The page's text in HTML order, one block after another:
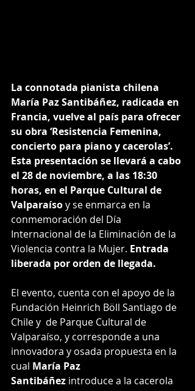
La connotada pianista chilena
María Paz Santibáñez, radicada en
Francia, vuelve al país para ofrecer
su obra ‘Resistencia Femenina,
concierto para piano y cacerolas’.
Esta presentación se llevará a cabo
el 28 de noviembre, a las 18:30
horas, en el Parque Cultural de
Valparaíso y se enmarca en la
conmemoración del Día
Internacional de la Eliminación de la
Violencia contra la Mujer. Entrada
liberada por orden de llegada.
El evento, cuenta con el apoyo de la
Fundación Heinrich Böll Santiago de
Chile y  de Parque Cultural de
Valparaíso, y corresponde a una
innovadora y osada propuesta en la
cual María Paz
Santibáñez introduce a la cacerola